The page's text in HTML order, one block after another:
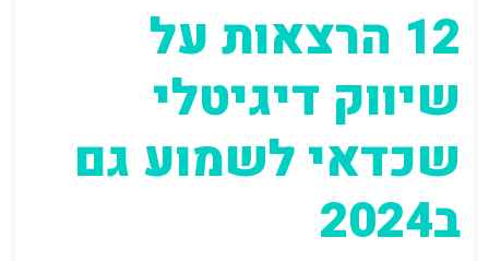
12 הרצאות על
שיווק דיגיטלי
שכדאי לשמוע גם
ב2024